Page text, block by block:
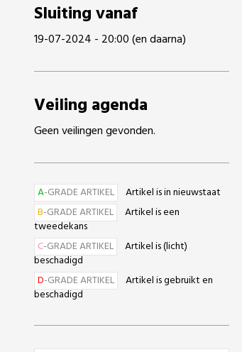
Sluiting vanaf
19-07-2024 - 20:00 (en daarna)
Veiling agenda
Geen veilingen gevonden.
A-GRADE ARTIKEL
Artikel is in nieuwstaat
B-GRADE ARTIKEL
Artikel is een
tweedekans
C-GRADE ARTIKEL
Artikel is (licht)
beschadigd
D-GRADE ARTIKEL
Artikel is gebruikt en
beschadigd